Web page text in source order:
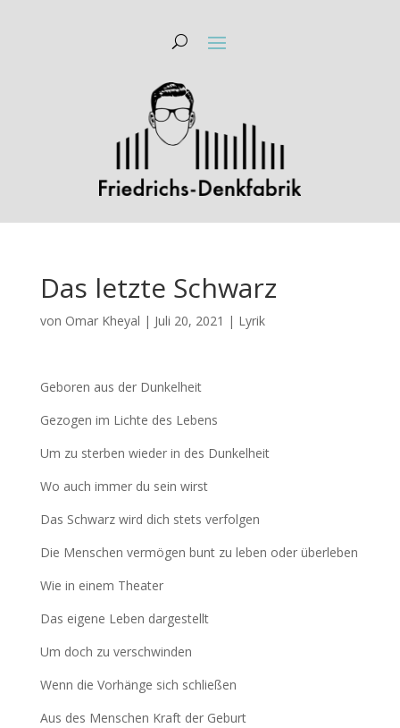
Das letzte Schwarz
von Omar Kheyal | Juli 20, 2021 | Lyrik
Geboren aus der Dunkelheit
Gezogen im Lichte des Lebens
Um zu sterben wieder in des Dunkelheit
Wo auch immer du sein wirst
Das Schwarz wird dich stets verfolgen
Die Menschen vermögen bunt zu leben oder überleben
Wie in einem Theater
Das eigene Leben dargestellt
Um doch zu verschwinden
Wenn die Vorhänge sich schließen
Aus des Menschen Kraft der Geburt